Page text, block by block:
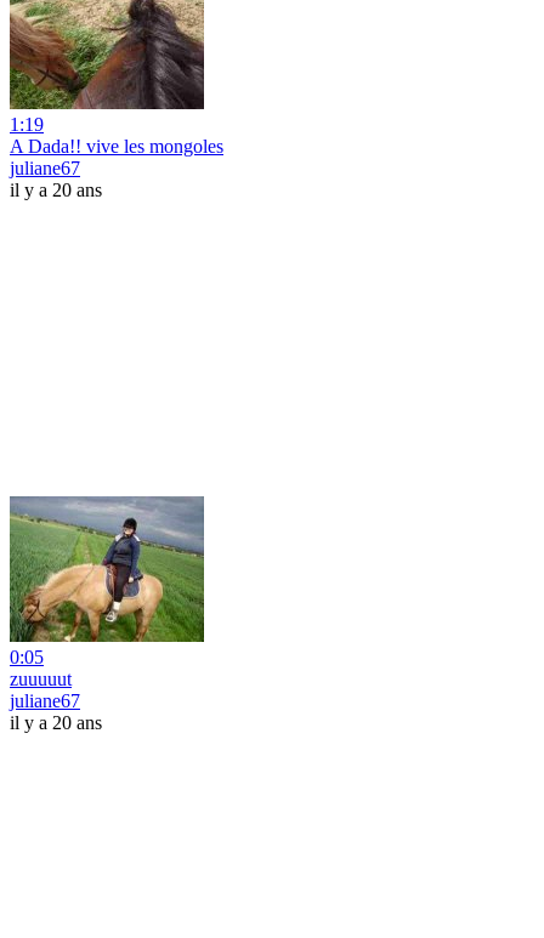
1:19
A Dada!! vive les mongoles
juliane67
il y a 20 ans
0:05
zuuuuut
juliane67
il y a 20 ans